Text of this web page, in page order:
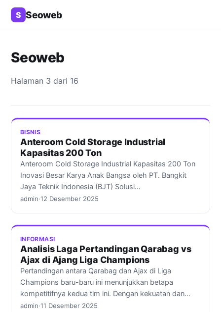
S Seoweb
Seoweb
Halaman 3 dari 16
BISNIS
Anteroom Cold Storage Industrial
Kapasitas 200 Ton
Anteroom Cold Storage Industrial Kapasitas 200 Ton
Inovasi Besar Karya Anak Bangsa oleh PT. Bangkit
Jaya Teknik Indonesia (BJT) Solusi…
admin·12 Desember 2025
INFORMASI
Analisis Laga Pertandingan Qarabag vs
Ajax di Ajang Liga Champions
Pertandingan antara Qarabag dan Ajax di Liga
Champions baru-baru ini menunjukkan betapa
kompetitifnya kedua tim ini. Dengan kekuatan dan…
admin·11 Desember 2025